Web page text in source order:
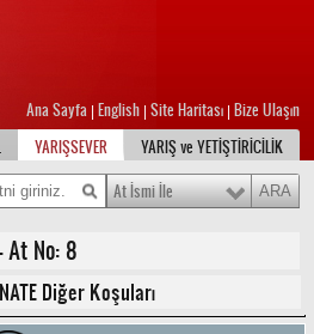
Ana Sayfa English Site Haritası Bize Ulaşın
YARIŞSEVER YARIŞ ve YETİŞTİRİCİLİK
At İsmi İle
At No: 8
Diğer Koşuları
3.Koşu - 11.08.2022 17:45
Beverley Birleşik Krallık
4 ve Yukarı İngilizler
4.Koşu - 26.07.2022 18:10
4 ve Yukarı İngilizler